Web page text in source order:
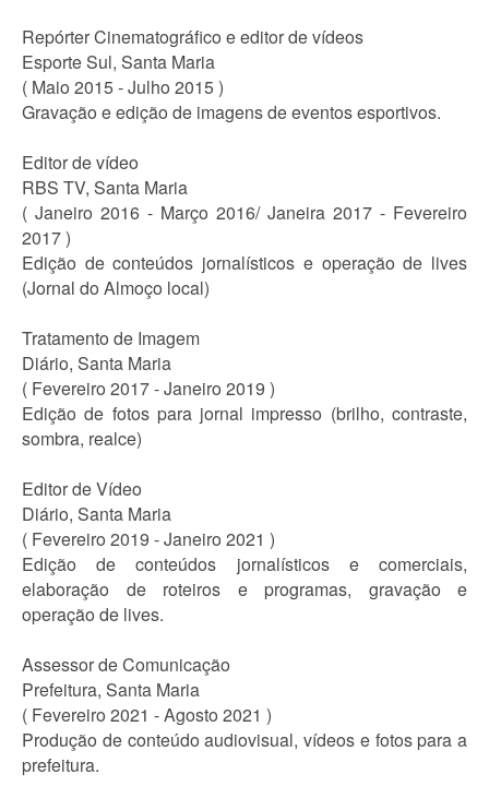
Repórter Cinematográfico e editor de vídeos
Esporte Sul, Santa Maria
( Maio 2015 - Julho 2015 )
Gravação e edição de imagens de eventos esportivos.
Editor de vídeo
RBS TV, Santa Maria
( Janeiro 2016 - Março 2016/ Janeira 2017 - Fevereiro
2017 )
Edição de conteúdos jornalísticos e operação de lives
(Jornal do Almoço local)
Tratamento de Imagem
Diário, Santa Maria
( Fevereiro 2017 - Janeiro 2019 )
Edição de fotos para jornal impresso (brilho, contraste,
sombra, realce)
Editor de Vídeo
Diário, Santa Maria
( Fevereiro 2019 - Janeiro 2021 )
Edição de conteúdos jornalísticos e comerciais,
elaboração de roteiros e programas, gravação e
operação de lives.
Assessor de Comunicação
Prefeitura, Santa Maria
( Fevereiro 2021 - Agosto 2021 )
Produção de conteúdo audiovisual, vídeos e fotos para a
prefeitura.